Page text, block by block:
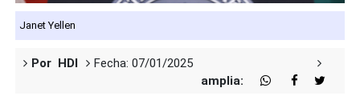
Janet Yellen
Por HDI
Fecha: 07/01/2025
amplia: